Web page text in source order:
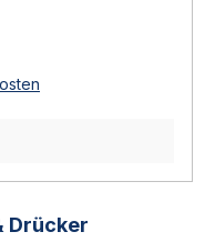
Funktion
SFKU-V ist der
FIFTYLOCK,
aufsetzen
SFKU-V
Drücker